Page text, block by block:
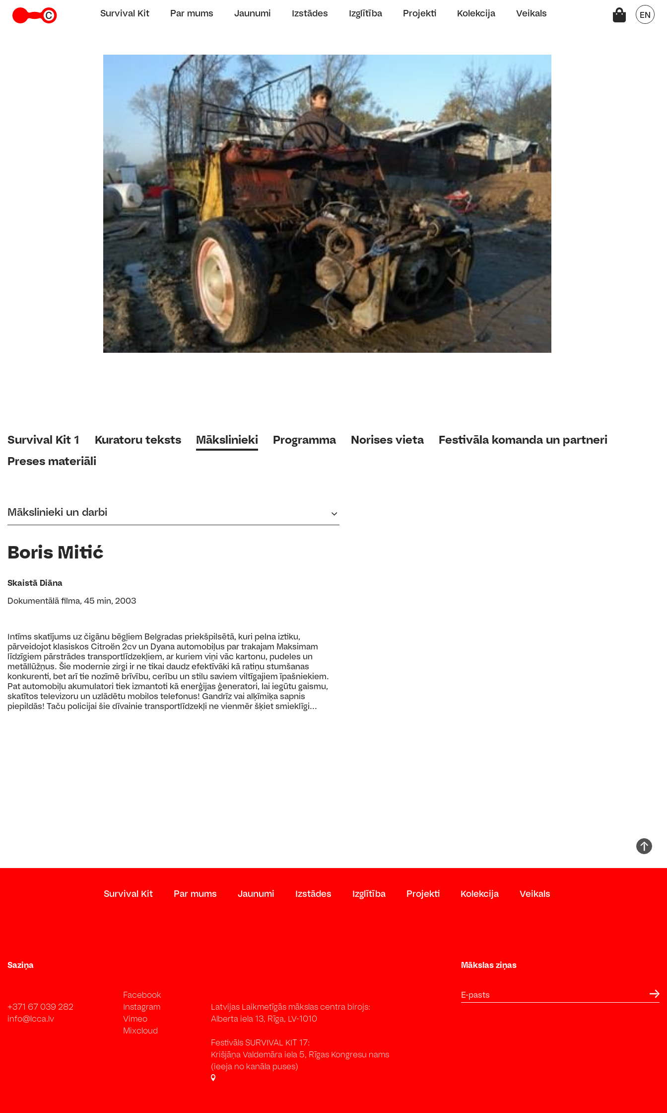
Survival Kit Par mums Jaunumi Izstādes Izglītība Projekti Kolekcija Veikals EN
Survival Kit 1 Kuratoru teksts Mākslinieki Programma Norises vieta
Festivāla komanda un partneri
Preses materiāli
Mākslinieki un darbi
Boris Mitić
Skaistā Diāna
Dokumentālā filma, 45 min, 2003
Intīms skatījums uz čigānu bēgļiem Belgradas priekšpilsētā, kuri pelna iztiku,
pārveidojot klasiskos Citroën 2cv un Dyana automobiļus par trakajam Maksimam
līdzīgiem pārstrādes transportlīdzekļiem, ar kuriem viņi vāc kartonu, pudeles un
metāllūžņus. Šie modernie zirgi ir ne tikai daudz efektīvāki kā ratiņu stumšanas
konkurenti, bet arī tie nozīmē brīvību, cerību un stilu saviem viltīgajiem īpašniekiem.
Pat automobiļu akumulatori tiek izmantoti kā enerģijas ģeneratori, lai iegūtu gaismu,
skatītos televizoru un uzlādētu mobilos telefonus! Gandrīz vai alķīmiķa sapnis
piepildās! Taču policijai šie dīvainie transportlīdzekļi ne vienmēr šķiet smieklīgi...
Survival Kit Par mums Jaunumi Izstādes Izglītība Projekti Kolekcija Veikals
Saziņa
+371 67 039 282
info@lcca.lv
Facebook
Instagram
Vimeo
Mixcloud
Latvijas Laikmetīgās mākslas centra birojs:
Alberta iela 13, Rīga, LV-1010
Festivāls SURVIVAL KIT 17:
Krišjāņa Valdemāra iela 5, Rīgas Kongresu nams
(ieeja no kanāla puses)
Mākslas ziņas